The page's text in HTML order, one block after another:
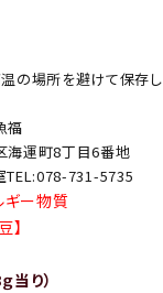
の場所を避けて保存し
福
海運町8丁目6番地
TEL:078-731-5735
ー物質
】
当り）